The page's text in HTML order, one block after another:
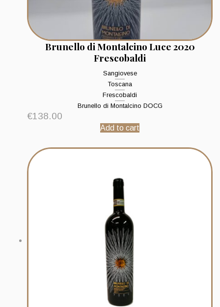
Brunello di Montalcino Luce 2020
Frescobaldi
Sangiovese
Toscana
Frescobaldi
Brunello di Montalcino DOCG
€138.00
Add to cart